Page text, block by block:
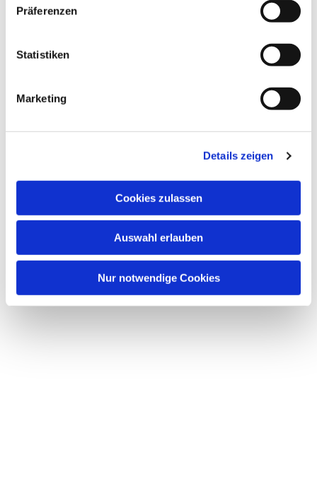
Präferenzen
Statistiken
Marketing
Details zeigen
Cookies zulassen
Auswahl erlauben
Nur notwendige Cookies
interessieren